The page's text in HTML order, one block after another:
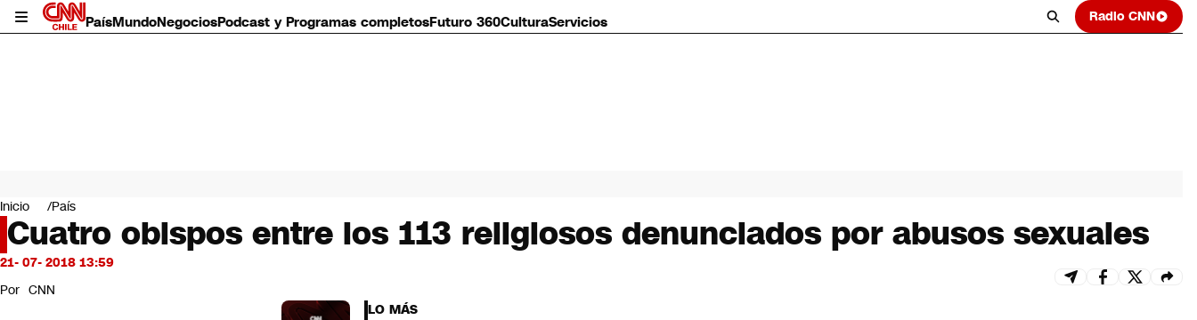
PaísMundoNegociosPodcast y Programas completosFuturo 360CulturaServicios Radio CNN
Mundo
Negocios
Deportes
Programas completos
Servicios
Inicio País
Cuatro obispos entre los 113 religiosos denunciados por abusos sexuales
21- 07- 2018 13:59
Por CNN
LO MÁS